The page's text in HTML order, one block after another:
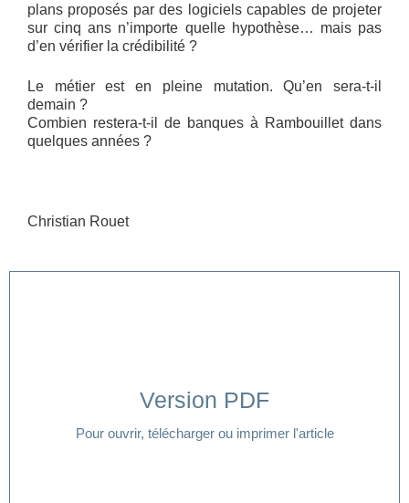
plans proposés par des logiciels capables de projeter
sur cinq ans n’importe quelle hypothèse… mais pas
d’en vérifier la crédibilité ?
Le métier est en pleine mutation. Qu’en sera-t-il
demain ?
Combien restera-t-il de banques à Rambouillet dans
quelques années ?
Christian Rouet
Version PDF
Pour ouvrir, télécharger ou imprimer l'article
Cliquer ici